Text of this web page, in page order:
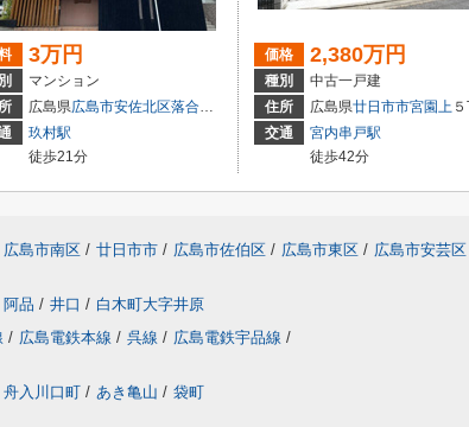
3万円
マンション
広島県広島市安佐北区落合南
２丁目1-18
玖村駅
徒歩21分
価格 2,380万円
種別
中古一戸建
住所
広島県廿日市市宮園上 ５丁
交通
宮内串戸駅
徒歩42分
広島市南区 / 廿日市市 / 広島市佐伯区 / 広島市東区 / 広島市安芸区
阿品 / 井口 / 白木町大字井原
/ 広島電鉄本線 / 呉線 / 広島電鉄宇品線 /
舟入川口町 / あき亀山 / 袋町